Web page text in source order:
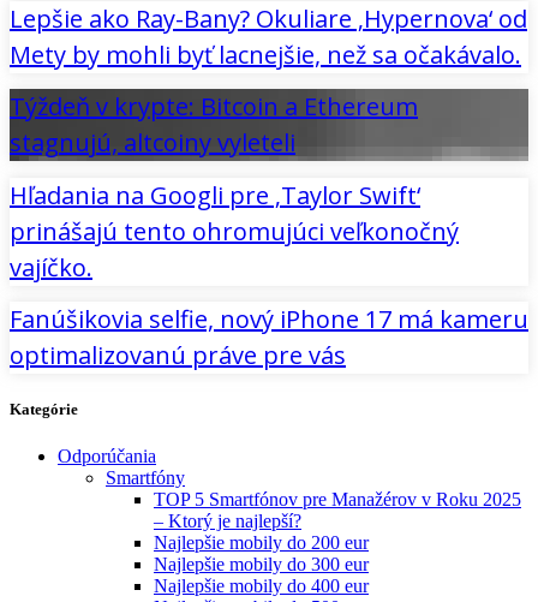
Lepšie ako Ray-Bany? Okuliare ‚Hypernova‘ od
Mety by mohli byť lacnejšie, než sa očakávalo.
Týždeň v krypte: Bitcoin a Ethereum
stagnujú, altcoiny vyleteli
Hľadania na Googli pre ‚Taylor Swift‘
prinášajú tento ohromujúci veľkonočný
vajíčko.
Fanúšikovia selfie, nový iPhone 17 má kameru
optimalizovanú práve pre vás
Kategórie
Odporúčania
Smartfóny
TOP 5 Smartfónov pre Manažérov v Roku 2025
– Ktorý je najlepší?
Najlepšie mobily do 200 eur
Najlepšie mobily do 300 eur
Najlepšie mobily do 400 eur